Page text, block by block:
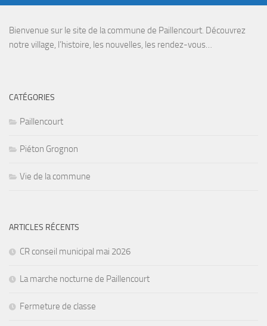
Bienvenue sur le site de la commune de Paillencourt. Découvrez
notre village, l’histoire, les nouvelles, les rendez-vous…
CATÉGORIES
Paillencourt
Piéton Grognon
Vie de la commune
ARTICLES RÉCENTS
CR conseil municipal mai 2026
La marche nocturne de Paillencourt
Fermeture de classe